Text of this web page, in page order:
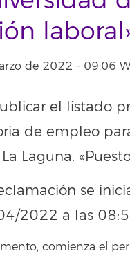
de 2022 - 09:06
el listado
de empleo
Laguna.
se
2022 a las
comienza el